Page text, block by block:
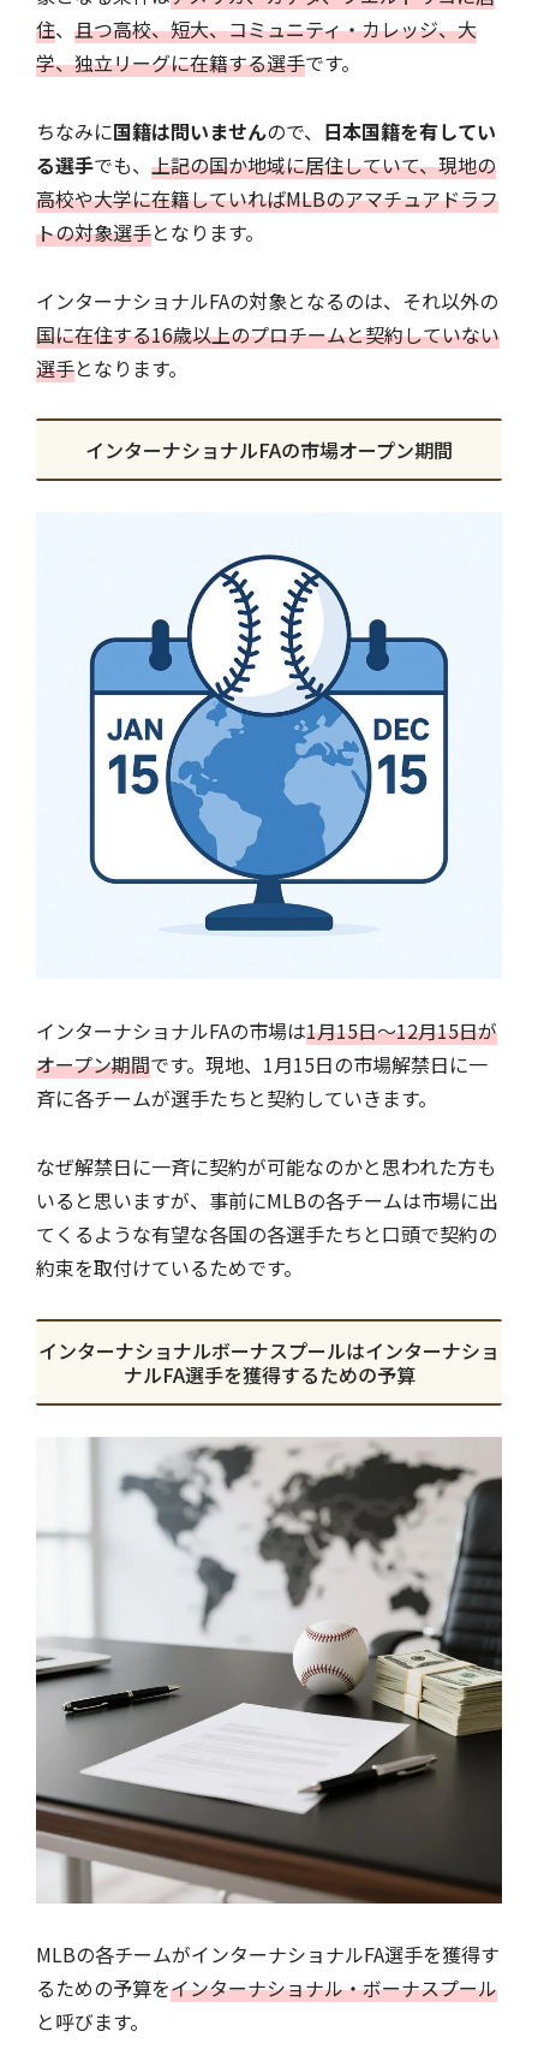
住、 且つ高校、短大、コミュニティ・カレッジ、大
学、独立リーグに在籍する選手です。
ちなみに国籍は問いませんので、 日本国籍を有してい
る選手でも、 上記の国か地域に居住していて、現地の
高校や大学に在籍していればMLBのアマチュアドラフ
トの対象選手となります。
インターナショナルFAの対象となるのは、それ以外の
国に在住する16歳以上のプロチームと契約していない
選手となります。
インターナショナルFAの市場オープン期間
インターナショナルFAの市場は1月15日〜12月15日が
オープン期間です。現地、1月15日の市場解禁日に一
斉に各チームが選手たちと契約していきます。
なぜ解禁日に一斉に契約が可能なのかと思われた方も
いると思いますが、事前にMLBの各チームは市場に出
てくるような有望な各国の各選手たちと口頭で契約の
約束を取付けているためです。
インターナショナルボーナスプールはインターナショ
ナルFA選手を獲得するための予算
MLBの各チームがインターナショナルFA選手を獲得す
るための予算をインターナショナル・ボーナスプール
と呼びます。